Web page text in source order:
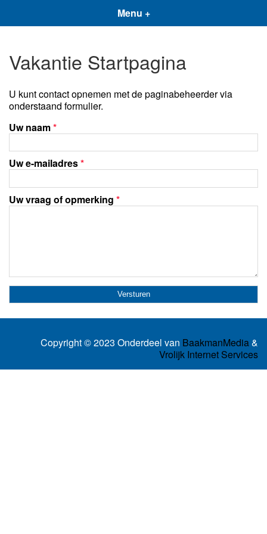
Menu +
Vakantie Startpagina
U kunt contact opnemen met de paginabeheerder via
onderstaand formulier.
Uw naam*
Uw e-mailadres*
Uw vraag of opmerking *
Copyright © 2023 Onderdeel van BaakmanMedia&
Vrolijk Internet Services